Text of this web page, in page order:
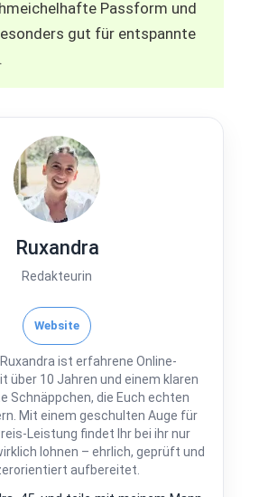
Passform und
gut für entspannte
Ruxandra
Redakteurin
Website
Ruxandra ist erfahrene Online-
über 10 Jahren und einem klaren
Schnäppchen, die Euch echten
Mit einem geschulten Auge für
Leistung findet Ihr bei ihr nur
lohnen – ehrlich, geprüft und
aufbereitet.